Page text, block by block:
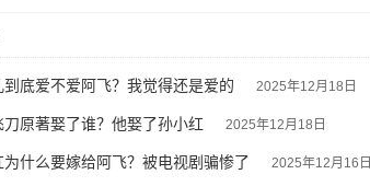
到底爱不爱阿飞？我觉得还是爱的 2025年12月18日
刀原著娶了谁？他娶了孙小红 2025年12月18日
为什么要嫁给阿飞？被电视剧骗惨了 2025年12月16日